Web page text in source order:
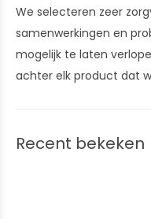
We selecteren zeer
samenwerkingen en
mogelijk te laten
achter elk product dat
Recent bekeken